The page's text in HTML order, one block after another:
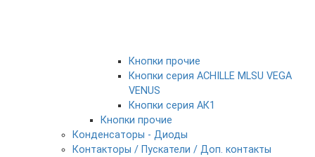
Кнопки прочие
Кнопки серия ACHILLE MLSU VEGA
VENUS
Кнопки серия АК1
Кнопки прочие
Конденсаторы - Диоды
Контакторы / Пускатели / Доп. контакты